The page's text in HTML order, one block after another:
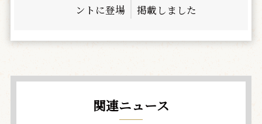
ントに登場
掲載しました
関連ニュース